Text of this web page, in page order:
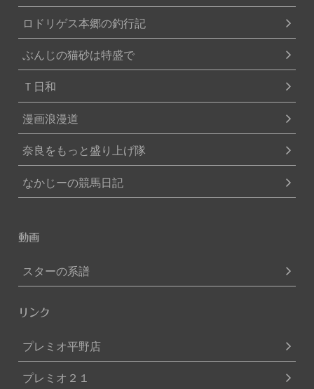
ロドリゲス本郷の釣行記
ぶんじの猫砂は特盛で
Ｔ日和
漫画浪漫道
奈良をもっと盛り上げ隊
なかじーの競馬日記
動画
スターの系譜
リンク
プレミオ平野店
プレミオ２１